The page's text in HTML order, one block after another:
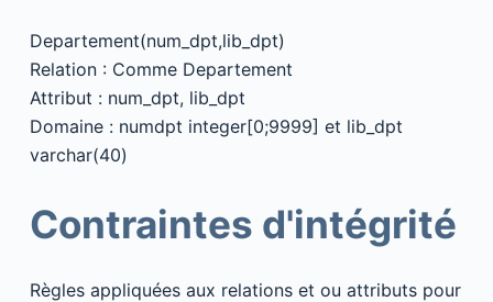
Departement(num_dpt,lib_dpt)
Relation : Comme Departement
Attribut : num_dpt, lib_dpt
Domaine : numdpt integer[0;9999] et lib_dpt
varchar(40)
Contraintes d'intégrité
Règles appliquées aux relations et ou attributs pour